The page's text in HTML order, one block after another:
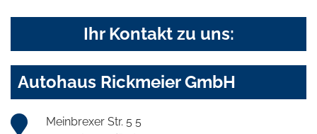
Ihr Kontakt zu uns:
Autohaus Rickmeier GmbH
Meinbrexer Str. 5 5